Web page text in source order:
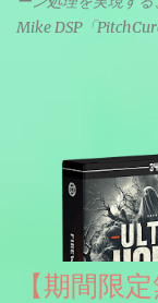
Mike DSP「
【期間限